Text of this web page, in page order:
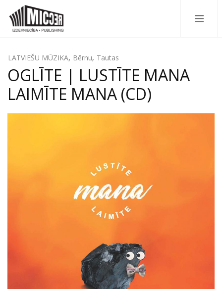
LATVIEŠU MŪZIKA, Bērnu, Tautas
OGLĪTE | LUSTĪTE MANA
LAIMĪTE MANA (CD)